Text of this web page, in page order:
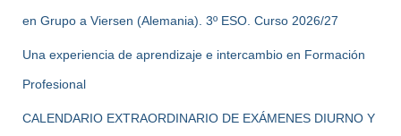
en Grupo a Viersen (Alemania). 3º ESO. Curso 2026/27
Una experiencia de aprendizaje e intercambio en Formación
Profesional
CALENDARIO EXTRAORDINARIO DE EXÁMENES DIURNO Y